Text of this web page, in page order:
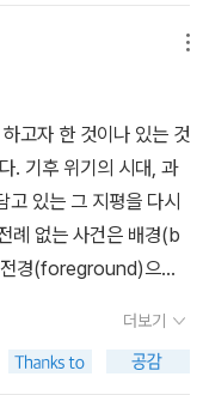
년 만의 컴
여주고파' 단식 출전에
ge
응시자 36% ‘체력
박’https://n.news.na
막이 없앤 첫 순경 공
article/
앞두고 밥상물가 경고
만 잇따라https://www.
볼펜
낼 수 있을까https://n.n
에 따르면 '필러는 흡사
' 처럼 작용한다. 필러
존재에 정규성, 즉 양
이 같은 기제를 통해 세
는 나날의 일상적 디테
없는 사건은 배경으로
의 변화를 겪었다. p.3
승, 녹는 빙하, 갑작스
져 점점 소설에서 다뤄
에서 잘 다루지 못하
을 줄이고 집중을 높여
고. 높은 집중력은 건강
곰이 살피는 중이라 명
있고. 가드닝에서 자연
이동 중. [인생은 왜 50
다. 지금 아직 초반부
. 인간의 인생을 표현
이룰 것을 다 이루고
과 초조감, 자괴감에 시
50대에 이르면 거짓말
으로 제시를 한 다음....
고자 한 것이나 있는 것
. 기후 위기의 시대, 과
고 있는 그 지평을 다시
례 없는 사건은 배경(b
경(foreground)으로
태동하기에 이른다. 32
런 단어들과 함께 연상
더보기